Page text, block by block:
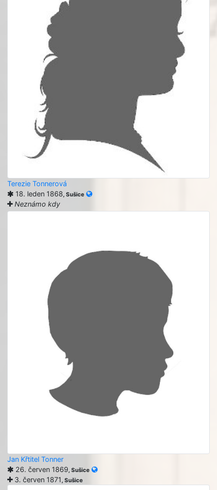
Terezie Tonnerová
18. leden 1868, Sušice
Neznámo kdy
Jan Křtitel Tonner
26. červen 1869 , Sušice
3. červen 1871 , Sušice